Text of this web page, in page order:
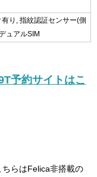
り, 指紋認証センサー(側
ュアルSIM
予約サイトはこ
らはFelica非搭載の